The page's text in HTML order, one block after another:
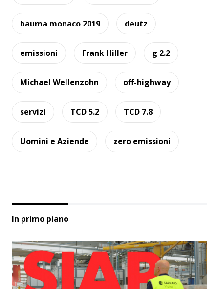
bauma monaco 2019 deutz
emissioni Frank Hiller g 2.2
Michael Wellenzohn off-highway
servizi TCD 5.2 TCD 7.8
Uomini e Aziende zero emissioni
In primo piano